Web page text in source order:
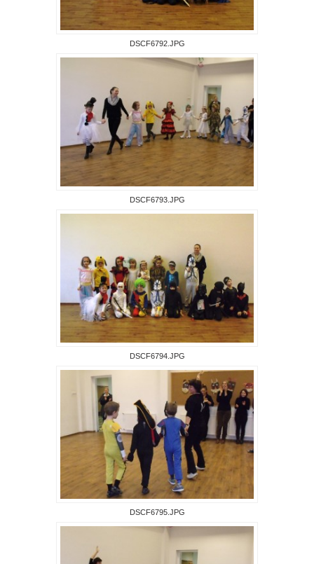
DSCF6792.JPG
DSCF6793.JPG
DSCF6794.JPG
DSCF6795.JPG